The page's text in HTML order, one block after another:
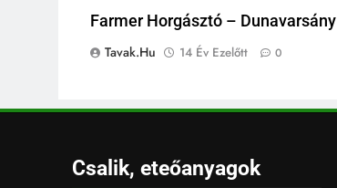
Farmer Horgásztó – Dunavarsány
Tavak.hu
14 Év Ezelőtt 0
Csalik, eteőanyagok